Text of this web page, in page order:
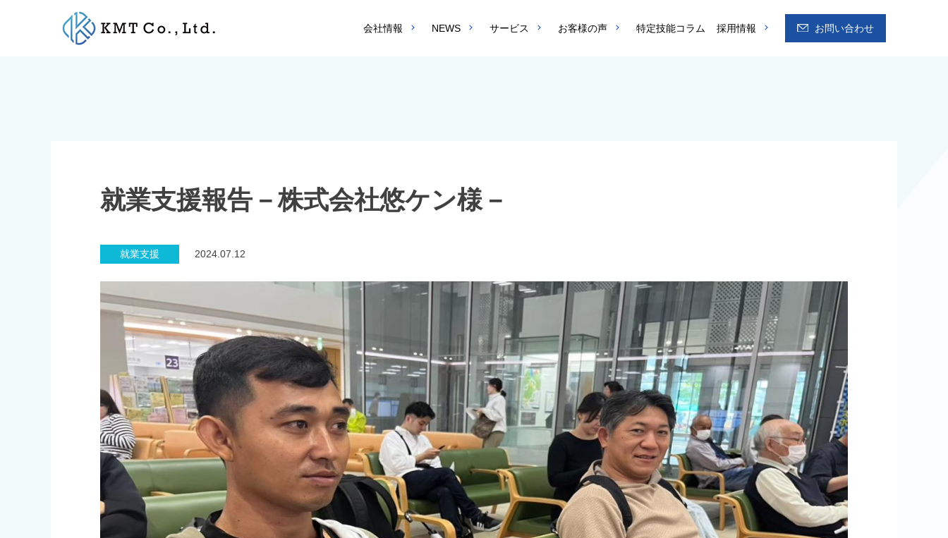
会社情報 NEWS サービス お客様の声 特定技能コラム 採用情報 お問い合わせ
就業支援報告－株式会社悠ケン様－
就業支援 2024.07.12